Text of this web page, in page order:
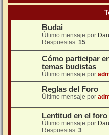
Budai
Último mensaje por
Respuestas: 15
Cómo participar
temas budistas
Último mensaje por
Reglas del Foro
Último mensaje por
Lentitud en el
Último mensaje por
Respuestas: 3